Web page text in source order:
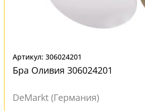
Артикул: 306024201
Бра Оливия 306024201
DeMarkt (Германия)